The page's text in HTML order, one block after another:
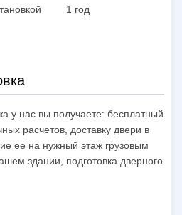
1 год
у нас вы получаете: бесплатный
расчетов, доставку двери в
ее на нужный этаж грузовым
здании, подготовка дверного